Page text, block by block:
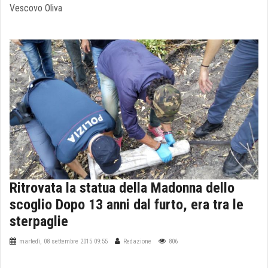
Vescovo Oliva
Ritrovata la statua della Madonna dello
scoglio Dopo 13 anni dal furto, era tra le
sterpaglie
martedì, 08 settembre 2015 09:55 Redazione 806